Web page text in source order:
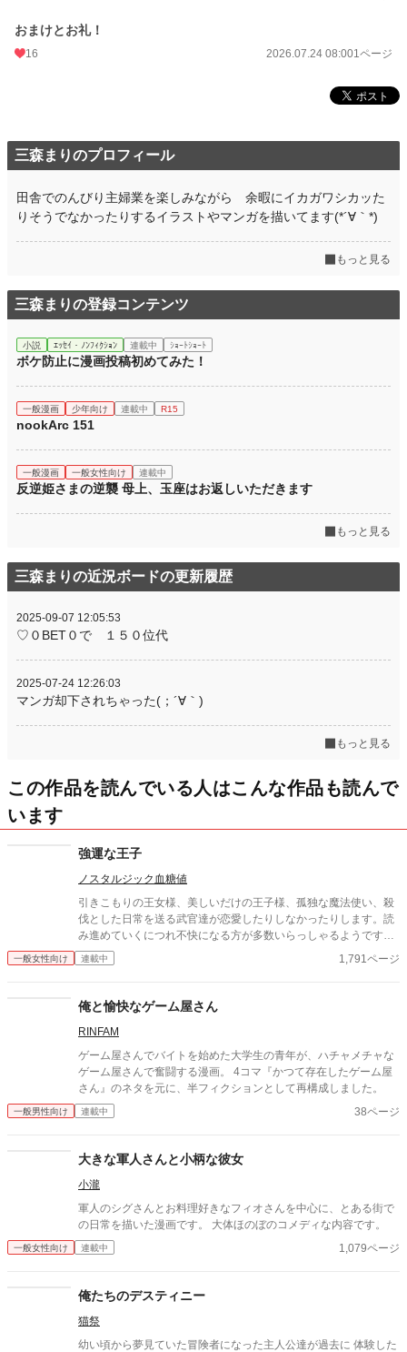
おまけとお礼！
16 2026.07.24 08:001ページ
三森まりのプロフィール
田舎でのんびり主婦業を楽しみながら 余暇にイカガワシカッた
りそうでなかったりするイラストやマンガを描いてます(*´∀｀*)
もっと見る
三森まりの登録コンテンツ
小説 ｴｯｾｲ・ﾉﾝﾌｨｸｼｮﾝ 連載中 ｼｮｰﾄｼｮｰﾄ
ボケ防止に漫画投稿初めてみた！
一般漫画 少年向け 連載中 R15
nookArc 151
一般漫画 一般女性向け 連載中
反逆姫さまの逆襲 母上、玉座はお返しいただきます
もっと見る
三森まりの近況ボードの更新履歴
2025-09-07 12:05:53
♡０BET０で １５０位代
2025-07-24 12:26:03
マンガ却下されちゃった(；´∀｀)
もっと見る
この作品を読んでいる人はこんな作品も読んで
います
強運な王子
ノスタルジック血糖値
引きこもりの王女様、美しいだけの王子様、孤独な魔法使い、殺
伐とした日常を送る武官達が恋愛したりしなかったりします。読
み進めていくにつれ不快になる方が多数いらっしゃるようです。
ご注意くださいませ。内容は薄くて長いのでお暇な時になんとな
くお読みいただければ…。(っ'ω')っTINAMIに2019年からちまちま
一般女性向け 連載中 1,791ページ
俺と愉快なゲーム屋さん
RINFAM
ゲーム屋さんでバイトを始めた大学生の青年が、ハチャメチャな
ゲーム屋さんで奮闘する漫画。 4コマ『かつて存在したゲーム屋
さん』のネタを元に、半フィクションとして再構成しました。
一般男性向け 連載中 38ページ
大きな軍人さんと小柄な彼女
小瀧
軍人のシグさんとお料理好きなフィオさんを中心に、とある街で
の日常を描いた漫画です。 大体ほのぼのコメディな内容です。
一般女性向け 連載中 1,079ページ
俺たちのデスティニー
猫祭
幼い頃から夢見ていた冒険者になった主人公達が過去に 体験した